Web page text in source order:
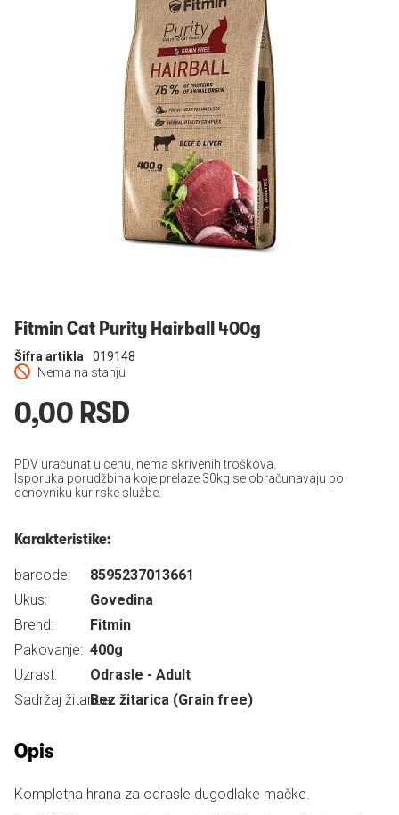
Fitmin Cat Purity Hairball 400g
Nema na stanju
Šifra artikla 019148
0,00 RSD
PDV uračunat u cenu, nema skrivenih troškova.
Isporuka porudžbina koje prelaze 30kg se obračunavaju po
cenovniku kurirske službe.
Karakteristike:
barcode:
8595237013661
Ukus:
Govedina
Brend:
Fitmin
Pakovanje: 400g
Uzrast:
Odrasle - Adult
Sadržaj žitarica:Bez žitarica (Grain free)
Opis
Kompletna hrana za odrasle dugodlake mačke.